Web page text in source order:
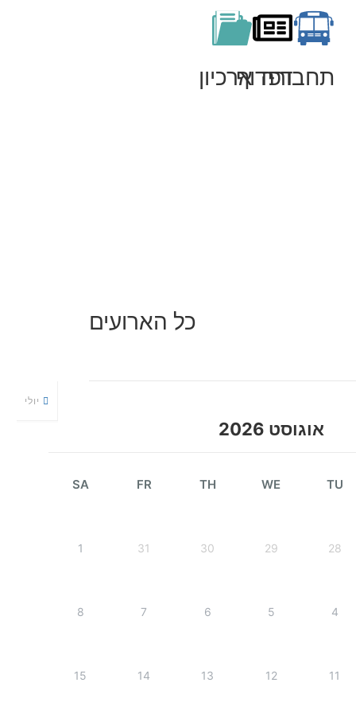
תחבורה
דפדוףארכיון
כל הארועים
יולי
אוגוסט 2026
TU
WE
TH
FR
SA
28
29
30
31
1
4
5
6
7
8
11
12
13
14
15